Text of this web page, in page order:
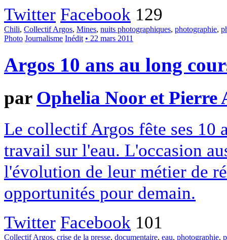
Twitter Facebook 129
Chili, Collectif Argos, Mines, nuits photographiques, photographie,
Photo Journalisme Inédit • 22 mars 2011
Argos 10 ans au long
par Ophelia Noor et Pierre
Le collectif Argos fête ses 10
travail sur l'eau. L'occasion
l'évolution de leur métier de
opportunités pour demain.
Twitter Facebook 101
Collectif Argos, crise de la presse, documentaire, eau, photographie,